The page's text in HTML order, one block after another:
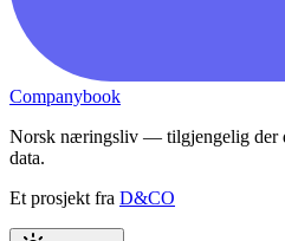
Companybook
Norsk næringsliv — tilgjengelig der
data.
Et prosjekt fra D&CO